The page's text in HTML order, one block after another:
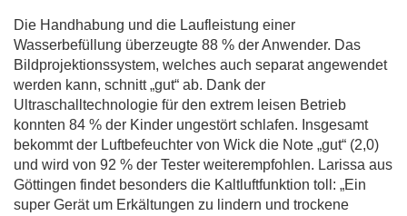
Die Handhabung und die Laufleistung einer
Wasserbefüllung überzeugte 88 % der Anwender. Das
Bildprojektionssystem, welches auch separat angewendet
werden kann, schnitt „gut“ ab. Dank der
Ultraschalltechnologie für den extrem leisen Betrieb
konnten 84 % der Kinder ungestört schlafen. Insgesamt
bekommt der Luftbefeuchter von Wick die Note „gut“ (2,0)
und wird von 92 % der Tester weiterempfohlen. Larissa aus
Göttingen findet besonders die Kaltluftfunktion toll: „Ein
super Gerät um Erkältungen zu lindern und trockene